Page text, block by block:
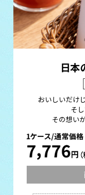
日本
おいしいだけ
そ
その想い